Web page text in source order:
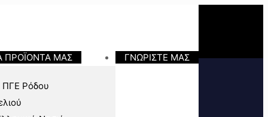
ΠΡΟΪΟΝΤΑ ΜΑΣ
ΠΓΕ Ρόδου
ΓΝΩΡΙΣΤΕ ΜΑΣ